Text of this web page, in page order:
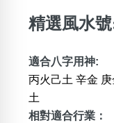
精選風水號
適合八字用神:
丙火己土 辛金
土
相對適合行業：